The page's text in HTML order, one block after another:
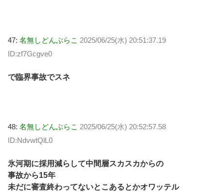
47: 名無しどんぶらこ 2025/06/25(水) 20:51:37.19
ID:zf7Gcgve0
で臨界事故でスネ
48: 名無しどんぶらこ 2025/06/25(水) 20:52:57.58
ID:NdvwtQlL0
氷河期に採用減らして中間層スカスカからの
事故から15年
未だに審査終わってないとこあるとかオワッテル